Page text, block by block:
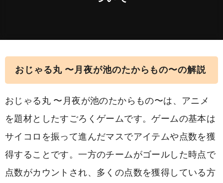
おじゃる丸 〜月夜が池のたからもの〜の解説
おじゃる丸 〜月夜が池のたからもの〜は、アニメ
を題材としたすごろくゲームです。ゲームの基本は
サイコロを振って進んだマスでアイテムや点数を獲
得することです。一方のチームがゴールした時点で
点数がカウントされ、多くの点数を獲得している方